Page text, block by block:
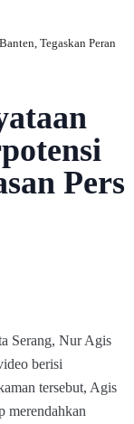
Tegaskan Peran
Pers
Serang, Nur Agis
berisi
tersebut, Agis
merendahkan